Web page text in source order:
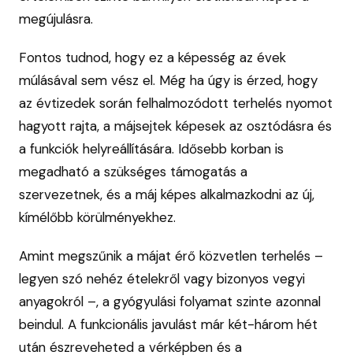
megújulásra.
Fontos tudnod, hogy ez a képesség az évek
múlásával sem vész el. Még ha úgy is érzed, hogy
az évtizedek során felhalmozódott terhelés nyomot
hagyott rajta, a májsejtek képesek az osztódásra és
a funkciók helyreállítására. Idősebb korban is
megadható a szükséges támogatás a
szervezetnek, és a máj képes alkalmazkodni az új,
kímélőbb körülményekhez.
Amint megszűnik a májat érő közvetlen terhelés –
legyen szó nehéz ételekről vagy bizonyos vegyi
anyagokról –, a gyógyulási folyamat szinte azonnal
beindul. A funkcionális javulást már két-három hét
után észreveheted a vérképben és a